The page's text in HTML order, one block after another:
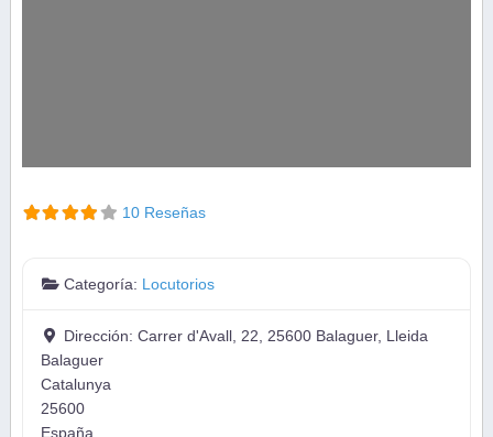
10 Reseñas
Categoría: Locutorios
Dirección:Carrer d'Avall, 22, 25600 Balaguer, Lleida
Balaguer
Catalunya
25600
España